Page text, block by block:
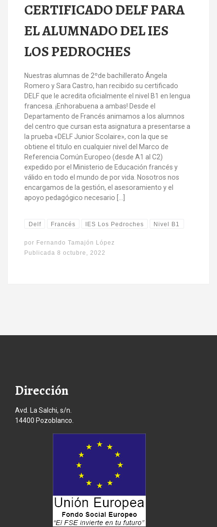
CERTIFICADO DELF PARA
EL ALUMNADO DEL IES
LOS PEDROCHES
Nuestras alumnas de 2ºde bachillerato Ángela
Romero y Sara Castro, han recibido su certificado
DELF que le acredita oficialmente el nivel B1 en lengua
francesa. ¡Enhorabuena a ambas! Desde el
Departamento de Francés animamos a los alumnos
del centro que cursan esta asignatura a presentarse a
la prueba «DELF Junior Scolaire», con la que se
obtiene el titulo en cualquier nivel del Marco de
Referencia Común Europeo (desde A1 al C2)
expedido por el Ministerio de Educación francés y
válido en todo el mundo de por vida. Nosotros nos
encargamos de la gestión, el asesoramiento y el
apoyo pedagógico necesario […]
Delf Francés IES Los Pedroches Nivel B1
por Fernando Tamajón López
Publicada8 octubre, 2022
Dirección
Avd. La Salchi, s/n.
14400 Pozoblanco.